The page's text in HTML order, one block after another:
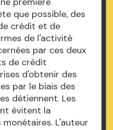
que possible, des
crédit et de
de l'activité
par ces deux
de crédit
d'obtenir des
par le biais des
détiennent. Les
évitent la
L'auteur